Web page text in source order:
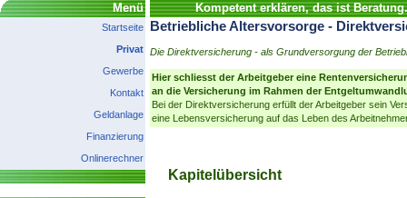
Menü
Startseite
Privat
Gewerbe
Kontakt
Geldanlage
Finanzierung
Onlinerechner
Kompetent erklären, das ist
Betriebliche Altersvorsorge -
Die Direktversicherung - als Grundversorgung der
Hier schliesst der Arbeitgeber eine
an die Versicherung im Rahmen der
Bei der Direktversicherung erfüllt der Arbeitgeber sein
eine Lebensversicherung auf das Leben des
Kapitelübersicht